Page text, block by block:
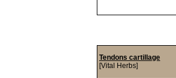
Tendons cartillage
[Vital Herbs]